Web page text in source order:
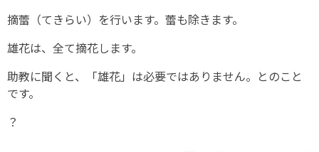
摘蕾（てきらい）を行います。蕾も除きます。
雄花は、全て摘花します。
助教に聞くと、「雄花」は必要ではありません。とのこと
です。
？